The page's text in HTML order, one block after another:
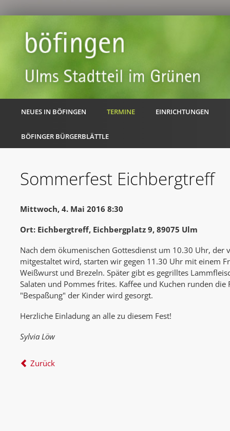
NEUES IN BÖFINGEN TERMINE EINRICHTUNGEN
BÖFINGER BÜRGERBLÄTTLE
Sommerfest Eichbergtreff
Mittwoch, 4. Mai 2016 8:30
Ort: Eichbergtreff, Eichbergplatz 9, 89075 Ulm
Nach dem ökumenischen Gottesdienst um 10.30 Uhr, der
mitgestaltet wird, starten wir gegen 11.30 Uhr mit einem
Weißwurst und Brezeln. Später gibt es gegrilltes
Salaten und Pommes frites. Kaffee und Kuchen runden die
"Bespaßung" der Kinder wird gesorgt.
Herzliche Einladung an alle zu diesem Fest!
Sylvia Löw
Zurück